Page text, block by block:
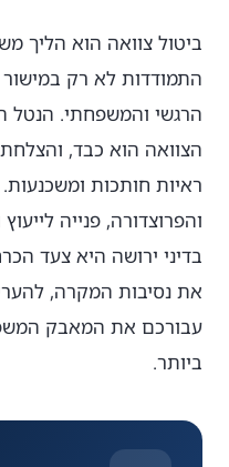
ביטול צוואה הוא הליך
התמודדות לא רק
הרגשי והמשפחתי.
הצוואה הוא כבד,
ראיות חותכות
והפרוצדורה, פנייה
בדיני ירושה היא צעד
את נסיבות המקרה,
עבורכם את המאבק
ביותר.